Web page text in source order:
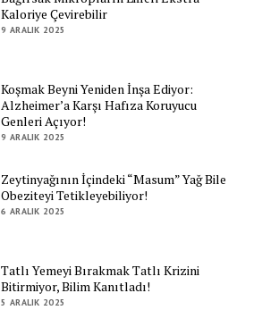
Kaloriye Çevirebilir
9 ARALIK 2025
Koşmak Beyni Yeniden İnşa Ediyor:
Alzheimer’a Karşı Hafıza Koruyucu
Genleri Açıyor!
9 ARALIK 2025
Zeytinyağının İçindeki “Masum” Yağ Bile
Obeziteyi Tetikleyebiliyor!
6 ARALIK 2025
Tatlı Yemeyi Bırakmak Tatlı Krizini
Bitirmiyor, Bilim Kanıtladı!
5 ARALIK 2025